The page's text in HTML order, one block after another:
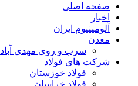
صفحه اصلی
اخبار
آلومینیوم ایران
معدن
سرب و روی مهدی آباد
شرکت های فولاد
فولاد خوزستان
فولاد خراسان